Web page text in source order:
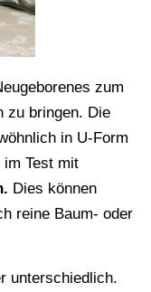
zum
zu bringen. Die
in U-Form
Test mit
Dies können
reine Baum- oder
unterschiedlich.